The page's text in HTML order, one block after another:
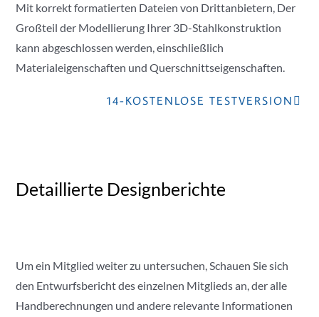
Mit korrekt formatierten Dateien von Drittanbietern, Der
Großteil der Modellierung Ihrer 3D-Stahlkonstruktion
kann abgeschlossen werden, einschließlich
Materialeigenschaften und Querschnittseigenschaften.
14-KOSTENLOSE TESTVERSION
Detaillierte Designberichte
Um ein Mitglied weiter zu untersuchen, Schauen Sie sich
den Entwurfsbericht des einzelnen Mitglieds an, der alle
Handberechnungen und andere relevante Informationen